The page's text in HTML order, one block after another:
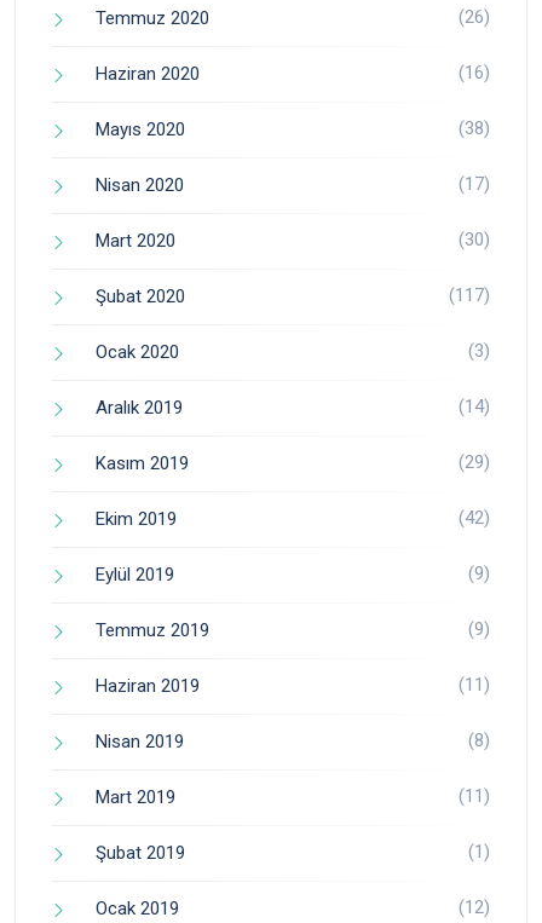
Temmuz 2020 (26)
Haziran 2020 (16)
Mayıs 2020 (38)
Nisan 2020 (17)
Mart 2020 (30)
Şubat 2020 (117)
Ocak 2020 (3)
Aralık 2019 (14)
Kasım 2019 (29)
Ekim 2019 (42)
Eylül 2019 (9)
Temmuz 2019 (9)
Haziran 2019 (11)
Nisan 2019 (8)
Mart 2019 (11)
Şubat 2019 (1)
Ocak 2019 (12)